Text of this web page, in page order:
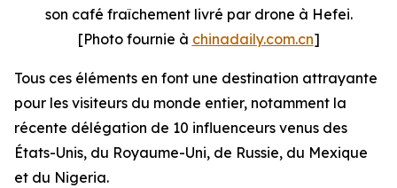
son café fraîchement livré par drone à Hefei.
[Photo fournie à chinadaily.com.cn]
Tous ces éléments en font une destination attrayante
pour les visiteurs du monde entier, notamment la
récente délégation de 10 influenceurs venus des
États-Unis, du Royaume-Uni, de Russie, du Mexique
et du Nigeria.